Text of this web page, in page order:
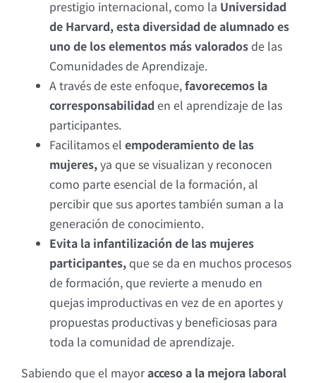
prestigio internacional, como la Universidad
de Harvard, esta diversidad de alumnado es
uno de los elementos más valoradosde las
Comunidades de Aprendizaje.
A través de este enfoque,favorecemos la
corresponsabilidad en el aprendizaje de las
participantes.
Facilitamos el empoderamiento de las
mujeres,ya que se visualizan y reconocen
como parte esencial de la formación, al
percibir que sus aportes también suman a la
generación de conocimiento.
Evita la infantilización de las mujeres
participantes,que se da en muchos procesos
de formación, que revierte a menudo en
quejas improductivas en vez de en aportes y
propuestas productivas y beneficiosas para
toda la comunidad de aprendizaje.
Sabiendo que el mayoracceso a la mejora laboral